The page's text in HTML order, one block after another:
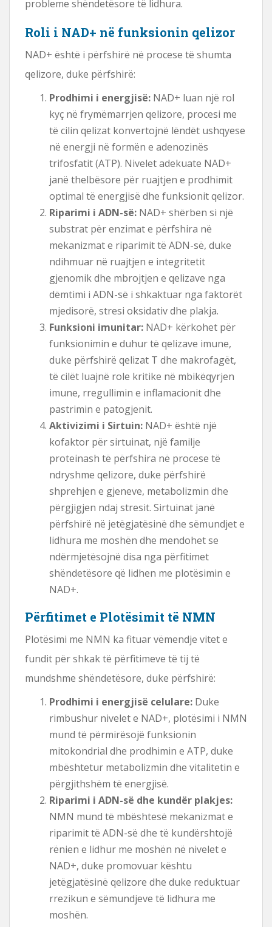
probleme shëndetësore të lidhura.
Roli i NAD+ në funksionin qelizor
NAD+ është i përfshirë në procese të shumta
qelizore, duke përfshirë:
Prodhimi i energjisë: NAD+ luan një rol
kyç në frymëmarrjen qelizore, procesi me
të cilin qelizat konvertojnë lëndët ushqyese
në energji në formën e adenozinës
trifosfatit (ATP). Nivelet adekuate NAD+
janë thelbësore për ruajtjen e prodhimit
optimal të energjisë dhe funksionit qelizor.
Riparimi i ADN-së: NAD+ shërben si një
substrat për enzimat e përfshira në
mekanizmat e riparimit të ADN-së, duke
ndihmuar në ruajtjen e integritetit
gjenomik dhe mbrojtjen e qelizave nga
dëmtimi i ADN-së i shkaktuar nga faktorët
mjedisorë, stresi oksidativ dhe plakja.
Funksioni imunitar: NAD+ kërkohet për
funksionimin e duhur të qelizave imune,
duke përfshirë qelizat T dhe makrofagët,
të cilët luajnë role kritike në mbikëqyrjen
imune, rregullimin e inflamacionit dhe
pastrimin e patogjenit.
Aktivizimi i Sirtuin: NAD+ është një
kofaktor për sirtuinat, një familje
proteinash të përfshira në procese të
ndryshme qelizore, duke përfshirë
shprehjen e gjeneve, metabolizmin dhe
përgjigjen ndaj stresit. Sirtuinat janë
përfshirë në jetëgjatësinë dhe sëmundjet e
lidhura me moshën dhe mendohet se
ndërmjetësojnë disa nga përfitimet
shëndetësore që lidhen me plotësimin e
NAD+.
Përfitimet e Plotësimit të NMN
Plotësimi me NMN ka fituar vëmendje vitet e
fundit për shkak të përfitimeve të tij të
mundshme shëndetësore, duke përfshirë:
Prodhimi i energjisë celulare: Duke
rimbushur nivelet e NAD+, plotësimi i NMN
mund të përmirësojë funksionin
mitokondrial dhe prodhimin e ATP, duke
mbështetur metabolizmin dhe vitalitetin e
përgjithshëm të energjisë.
Riparimi i ADN-së dhe kundër plakjes:
NMN mund të mbështesë mekanizmat e
riparimit të ADN-së dhe të kundërshtojë
rënien e lidhur me moshën në nivelet e
NAD+, duke promovuar kështu
jetëgjatësinë qelizore dhe duke reduktuar
rrezikun e sëmundjeve të lidhura me
moshën.